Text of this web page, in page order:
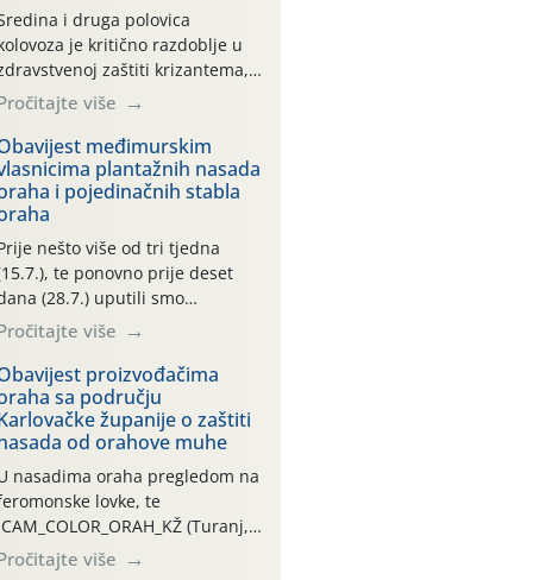
i druga polovica
je kritično razdoblje u
zaštiti krizantema,
prije zamračivanja u proteklom
smo mjesecu tri puta upućivali
o preventivnim
zaštite krizantema od
uzročnika bolesti,
i fito-fagnih grinja (23.7.,
06.7.)! Na početku ovog
je zabilježeno je
i ekstremno vruće
razdoblje, uz
temperature […]
više
međimurskim
plantažnih nasada
i pojedinačnih stabla
nešto više od tri tjedna
te ponovno prije deset
(28.7.) uputili smo
vlasnicima plantažnih
nasada oraha i pojedinačnih
o početku leta i
potrebi usmjerenog
orahove muhe
completa)! Već
dana traje drugi
“toplinski udar”, koji
naročito izražen zadnja šest
(31.7.-05.8.), jer najviše
zraka svakodnevno
više
proizvođačima
sa području
županije o zaštiti
od orahove muhe
nasadima oraha pregledom na
lovke, te
CAM_COLOR_ORAH_KŽ (Turanj,
zabilježena je mala
više